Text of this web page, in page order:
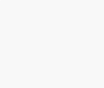
Singingi Nonaktif
Dugaan Keracunan